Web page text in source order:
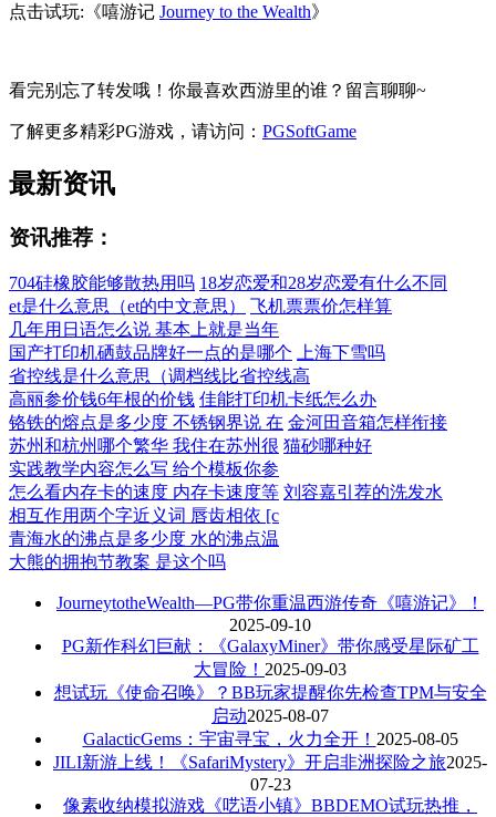
点击试玩:《嘻游记 Journey to the Wealth》
看完别忘了转发哦！你最喜欢西游里的谁？留言聊聊~
了解更多精彩PG游戏，请访问： PGSoftGame
最新资讯
资讯推荐：
704硅橡胶能够散热用吗 18岁恋爱和28岁恋爱有什么不同
et是什么意思（et的中文意思）
飞机票票价怎样算
几年用日语怎么说 基本上就是当年
国产打印机硒鼓品牌好一点的是哪个 上海下雪吗
省控线是什么意思（调档线比省控线高
高丽参价钱6年根的价钱 佳能打印机卡纸怎么办
铬铁的熔点是多少度 不锈钢界说 在 金河田音箱怎样衔接
苏州和杭州哪个繁华 我住在苏州很 猫砂哪种好
实践教学内容怎么写 给个模板你参
怎么看内存卡的速度 内存卡速度等 刘容嘉引荐的洗发水
相互作用两个字近义词 唇齿相依 [c
青海水的沸点是多少度 水的沸点温
大熊的拥抱节教案 是这个吗
JourneytotheWealth—PG带你重温西游传奇《嘻游记》！
2025-09-10
PG新作科幻巨献：《GalaxyMiner》带你感受星际矿工
大冒险！ 2025-09-03
想试玩《使命召唤》？BB玩家提醒你先检查TPM与安全
启动2025-08-07
GalacticGems：宇宙寻宝，火力全开！ 2025-08-05
JILI新游上线！《SafariMystery》开启非洲探险之旅2025-
07-23
像素收纳模拟游戏《呓语小镇》BBDEMO试玩热推，